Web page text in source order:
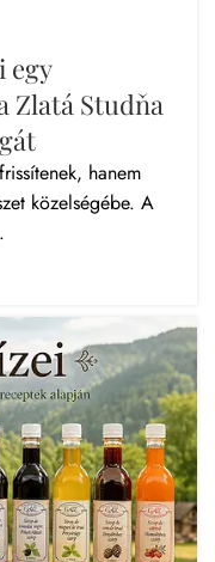
egy
Zlatá Studňa
hanem
közelségébe. A